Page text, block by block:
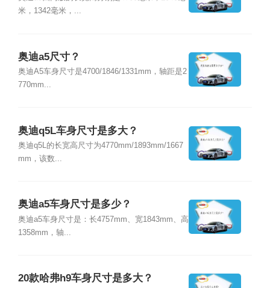
米，1342毫米，...
奥迪a5尺寸？
奥迪A5车身尺寸是4700/1846/1331mm，轴距是2
770mm...
奥迪q5L车身尺寸是多大？
奥迪q5L的长宽高尺寸为4770mm/1893mm/1667
mm，该数...
奥迪a5车身尺寸是多少？
奥迪a5车身尺寸是：长4757mm、宽1843mm、高
1358mm，轴...
20款哈弗h9车身尺寸是多大？